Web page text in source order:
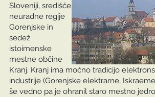
Sloveniji, središče
neuradne regije
Gorenjske in
sedež
istoimenske
mestne občine
Kranj. Kranj ima močno tradicijo
industrije (Gorenjske elektrarne,
še vedno pa je ohranil staro mestno